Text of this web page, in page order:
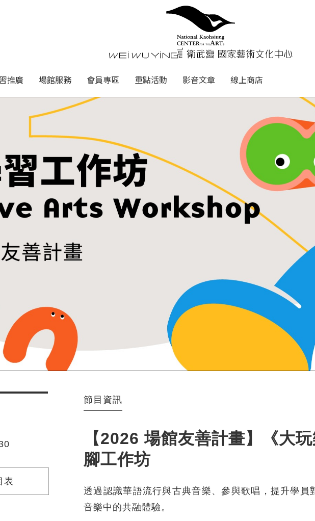
化中心 衛武營國家藝術文
推廣 場館服務 會員專區 重點活動 影音文章 線上商店
表
節目資訊
【2026 場館友善計畫】《大
腳工作坊
透過認識華語流行與古典音樂、參與歌唱，提升學
音樂中的共融體驗。